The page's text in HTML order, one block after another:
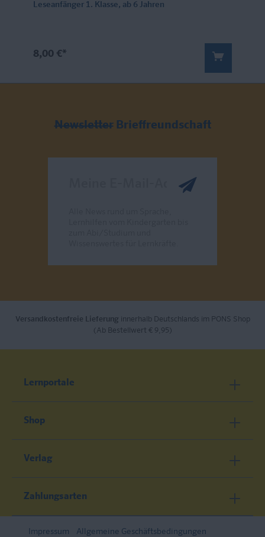
Leseanfänger 1. Klasse, ab 6 Jahren
8,00 €*
Newsletter Brieffreundschaft
Versandkostenfreie Lieferung innerhalb Deutschlands im PONS Shop
(Ab Bestellwert € 9,95)
Lernportale
Shop
Verlag
Zahlungsarten
Impressum Allgemeine Geschäftsbedingungen